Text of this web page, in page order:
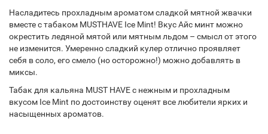
Насладитесь прохладным ароматом сладкой мятной жвачки
вместе с табаком MUSTHAVE Ice Mint! Вкус Айс минт можно
окрестить ледяной мятой или мятным льдом – смысл от этого
не изменится. Умеренно сладкий кулер отлично проявляет
себя в соло, его смело (но осторожно!) можно добавлять в
миксы.
Табак для кальяна MUST HAVE с нежным и прохладным
вкусом Ice Mint по достоинству оценят все любители ярких и
насыщенных ароматов.